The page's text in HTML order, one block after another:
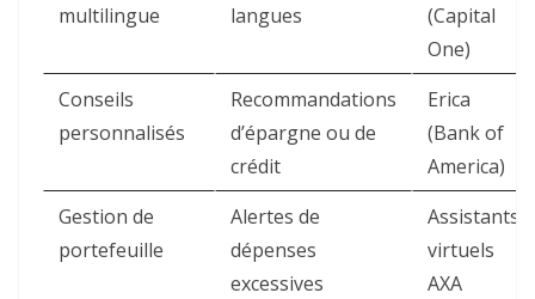
multilingue
langues
(Capital
One)
Conseils
personnalisés
Recommandations
d’épargne ou de
crédit
Erica
(Bank of
America)
Gestion de
portefeuille
Alertes de
dépenses
excessives
Assistants
virtuels
AXA